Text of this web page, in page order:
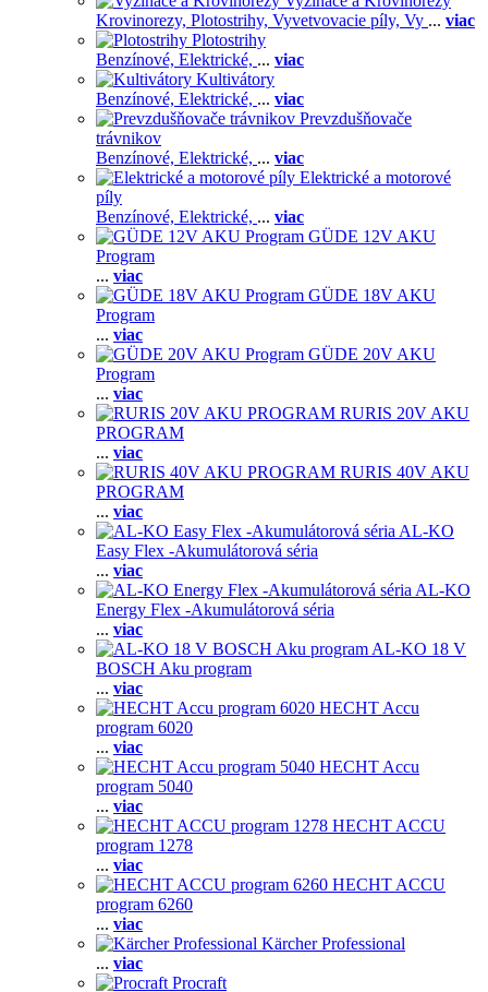
Krovinorezy, Plotostrihy, Vyvetvovacie píly, Vy ... viac
Plotostrihy
Benzínové, Elektrické, ... viac
Kultivátory
Benzínové, Elektrické, ... viac
Prevzdušňovače
trávnikov
Benzínové, Elektrické, ... viac
Elektrické a motorové
píly
Benzínové, Elektrické, ... viac
GÜDE 12V AKU
Program
... viac
GÜDE 18V AKU
Program
... viac
GÜDE 20V AKU
Program
... viac
RURIS 20V AKU
PROGRAM
... viac
RURIS 40V AKU
PROGRAM
... viac
AL-KO
Easy Flex -Akumulátorová séria
... viac
AL-KO
Energy Flex -Akumulátorová séria
... viac
AL-KO 18 V
BOSCH Aku program
... viac
HECHT Accu
program 6020
... viac
HECHT Accu
program 5040
... viac
HECHT ACCU
program 1278
... viac
HECHT ACCU
program 6260
... viac
Kärcher Professional
... viac
Procraft